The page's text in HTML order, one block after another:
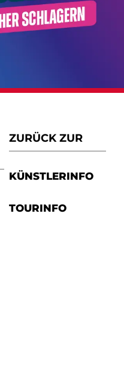
ZURÜCK ZUR
KÜNSTLERINFO
TOURINFO